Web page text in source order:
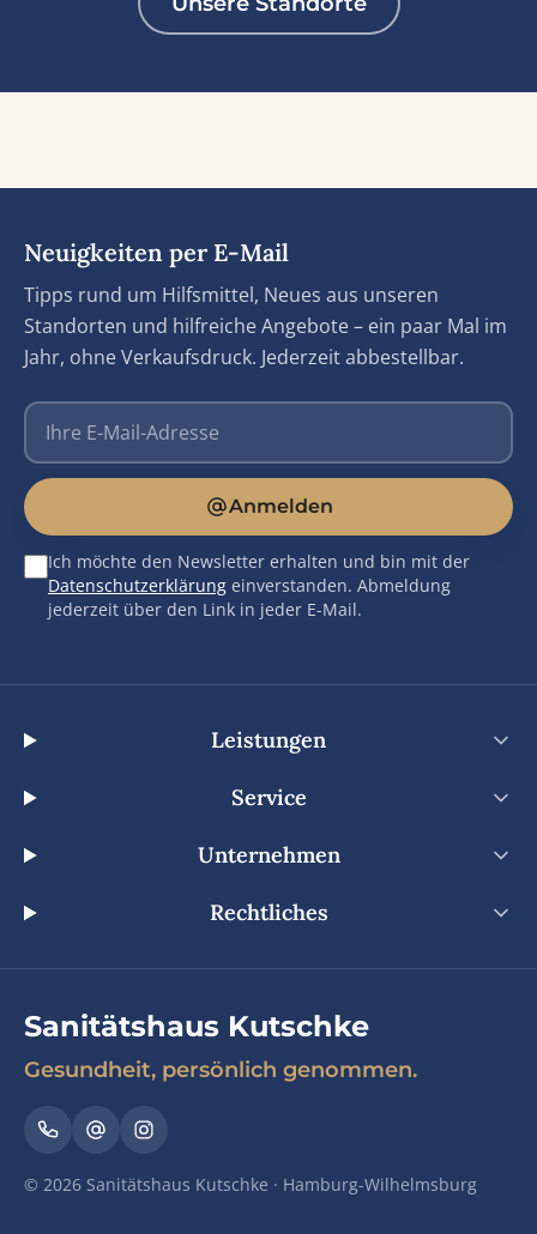
Neuigkeiten per E-Mail
Tipps rund um Hilfsmittel, Neues aus unseren
Standorten und hilfreiche Angebote – ein paar Mal im
Jahr, ohne Verkaufsdruck. Jederzeit abbestellbar.
E-Mail-Adresse
Anmelden
Ich möchte den Newsletter erhalten und bin mit der
Datenschutzerklärung einverstanden. Abmeldung
jederzeit über den Link in jeder E-Mail.
Leistungen
Service
Unternehmen
Rechtliches
Sanitätshaus Kutschke
Gesundheit, persönlich genommen.
© 2026 Sanitätshaus Kutschke · Hamburg-Wilhelmsburg